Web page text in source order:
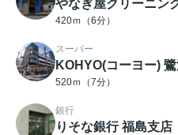
やなぎ屋クリーニン
420ｍ（6分）
スーパー
KOHYO(コーヨー)
520ｍ（7分）
銀行
りそな銀行 福島支店